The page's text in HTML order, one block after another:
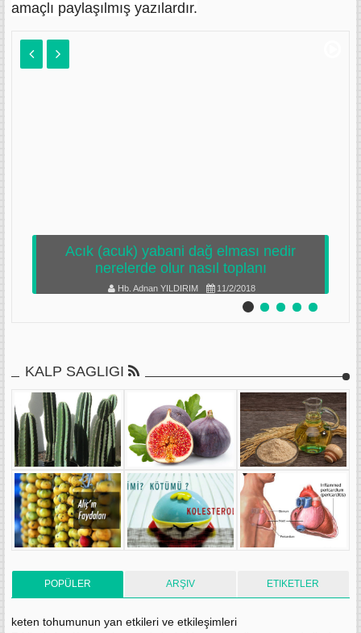
amaçlı paylaşılmış yazılardır.
Acık (acuk) yabani dağ elması nedir
nerelerde olur nasıl toplanı
Hb. Adnan YILDIRIM 11/2/2018
KALP SAGLIGI
POPÜLER ARŞIV ETIKETLER
keten tohumunun yan etkileri ve etkileşimleri